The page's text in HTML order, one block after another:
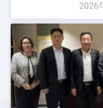
2026